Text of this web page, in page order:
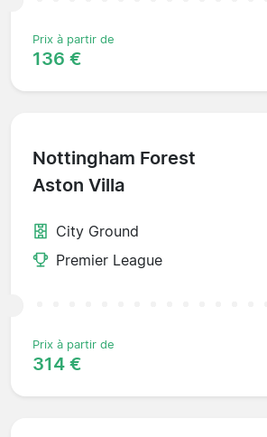
Prix à partir de
136 €
Nottingham Forest
Aston Villa
City Ground
Premier League
Prix à partir de
314 €